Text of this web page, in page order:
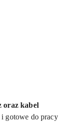
oraz kabel
gotowe do pracy